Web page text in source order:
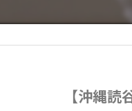
【沖縄